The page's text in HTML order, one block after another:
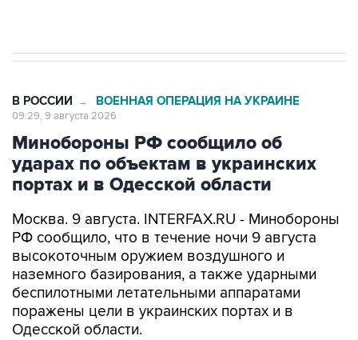
В РОССИИ → ВОЕННАЯ ОПЕРАЦИЯ НА УКРАИНЕ
09:29, 9 августа 2026
Минобороны РФ сообщило об
ударах по объектам в украинских
портах и в Одесской области
Москва. 9 августа. INTERFAX.RU - Минобороны
РФ сообщило, что в течение ночи 9 августа
высокоточным оружием воздушного и
наземного базирования, а также ударными
беспилотными летательными аппаратами
поражены цели в украинских портах и в
Одесской области.